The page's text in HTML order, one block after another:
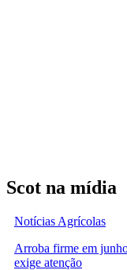
Scot na mídia
Notícias Agrícolas
Arroba firme em
exige atenção